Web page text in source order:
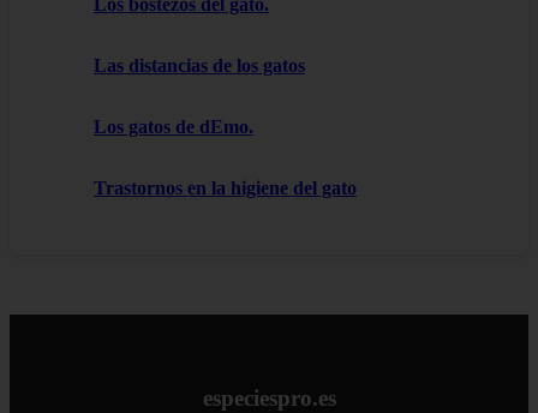
Las distancias de los gatos
Los gatos de dEmo.
Trastornos en la higiene del gato
especiespro.es